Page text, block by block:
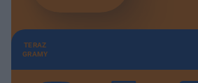
TERAZ
GRAMY